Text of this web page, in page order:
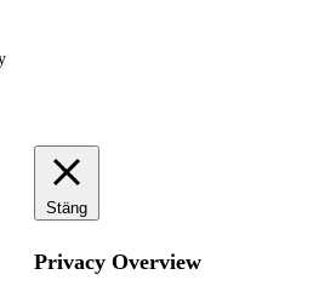
Stäng
Privacy Overview